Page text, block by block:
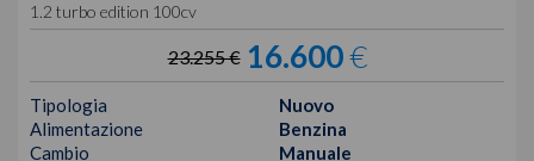
1.2 turbo edition 100cv
23.255 € 16.600€
Tipologia
Nuovo
Alimentazione
Benzina
Cambio
Manuale